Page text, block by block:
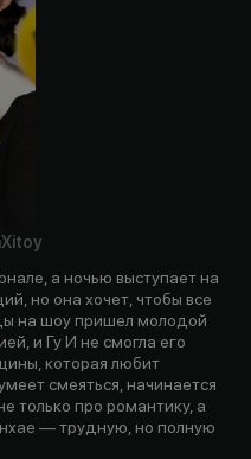
Xitoy
а ночью выступает на
но она хочет, чтобы все
на шоу пришел молодой
и Гу И не смогла его
которая любит
смеяться, начинается
только про романтику, а
— трудную, но полную